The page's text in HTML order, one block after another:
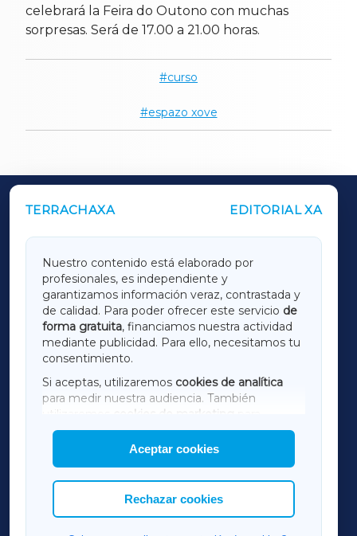
celebrará la Feira do Outono con muchas
sorpresas. Será de 17.00 a 21.00 horas.
curso
espazo xove
TERRACHAXA EDITORIAL XA
Nuestro contenido está elaborado por
profesionales, es independiente y
garantizamos información veraz, contrastada y
de calidad. Para poder ofrecer este servicio de
forma gratuita, financiamos nuestra actividad
mediante publicidad. Para ello, necesitamos tu
consentimiento.
Si aceptas, utilizaremos cookies de analítica
para medir nuestra audiencia. También
utilizaremos
cookies de marketing
mostrar publicidad de terceros.
Asimismo, puedes personalizar la elección de
las cookies que deseas permitir.
Aceptar cookies
Rechazar cookies
OUTROS PERIÓDICOS
LUGOXA
TERRACHAXA
AMARIÑAXA
RIBEIRASACRAXA
ACORUÑAXA